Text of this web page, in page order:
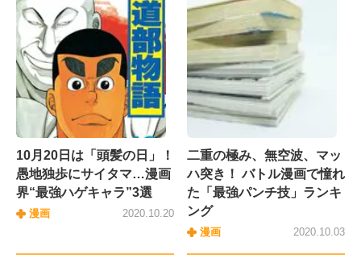
10月20日は「頭髪の日」！
愚地独歩にサイタマ…漫画
界“最強ハゲキャラ”3選
漫画 2020.10.20
二重の極み、無空波、マッ
ハ突き！ バトル漫画で憧れ
た「最強パンチ技」ランキ
ング
漫画 2020.10.03